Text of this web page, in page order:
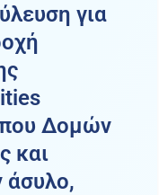
για
Δομών
και
άσυλο,